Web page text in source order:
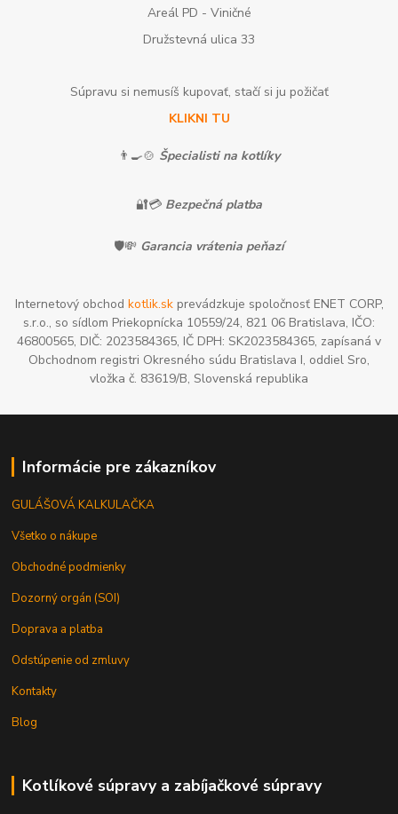
Areál PD - Viničné
Družstevná ulica 33
Súpravu si nemusíš kupovať, stačí si ju požičať
KLIKNI TU
👨‍🍳🍲 Špecialisti na kotlíky
🔐💳 Bezpečná platba
🛡️💸 Garancia vrátenia peňazí
Internetový obchod kotlik.skprevádzkuje spoločnosť ENET CORP,
s.r.o., so sídlom Priekopnícka 10559/24, 821 06 Bratislava, IČO:
46800565, DIČ: 2023584365, IČ DPH: SK2023584365, zapísaná v
Obchodnom registri Okresného súdu Bratislava I, oddiel Sro,
vložka č. 83619/B, Slovenská republika
Informácie pre zákazníkov
GULÁŠOVÁ KALKULAČKA
Všetko o nákupe
Obchodné podmienky
Dozorný orgán (SOI)
Doprava a platba
Odstúpenie od zmluvy
Kontakty
Blog
Kotlíkové súpravy a zabíjačkové súpravy